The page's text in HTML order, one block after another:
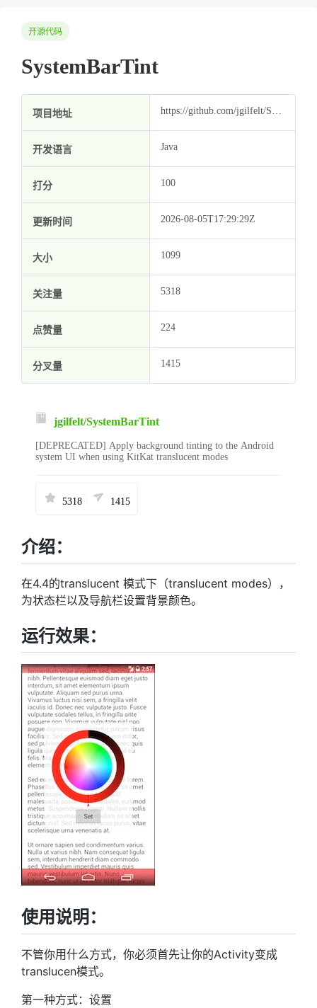
开源代码
SystemBarTint
项目地址 https://github.com/jgilfelt/SystemBarTint
开发语言 Java
打分 100
更新时间 2026-08-05T17:29:29Z
大小 1099
关注量 5318
点赞量 224
分叉量 1415
jgilfelt/SystemBarTint
[DEPRECATED] Apply background tinting to the Android
system UI when using KitKat translucent modes
5318 1415
介绍：
在4.4的translucent 模式下（translucent modes），
为状态栏以及导航栏设置背景颜色。
运行效果：
使用说明：
不管你用什么方式，你必须首先让你的Activity变成
translucen模式。
第一种方式：设置